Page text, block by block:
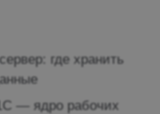
где хранить
— ядро рабочих